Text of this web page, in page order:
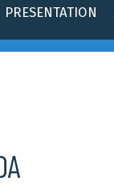
PRESENTATION